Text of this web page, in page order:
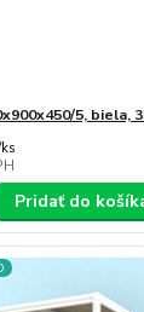
5, biela,
ks
Pridať do